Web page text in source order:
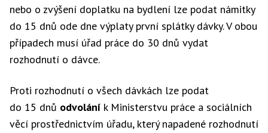
nebo o zvýšení doplatku na bydlení lze podat námitky
do 15 dnů ode dne výplaty první splátky dávky. V obou
případech musí úřad práce do 30 dnů vydat
rozhodnutí o dávce.
Proti rozhodnutí o všech dávkách lze podat
do 15 dnů odvolání k Ministerstvu práce a sociálních
věcí prostřednictvím úřadu, který napadené rozhodnutí